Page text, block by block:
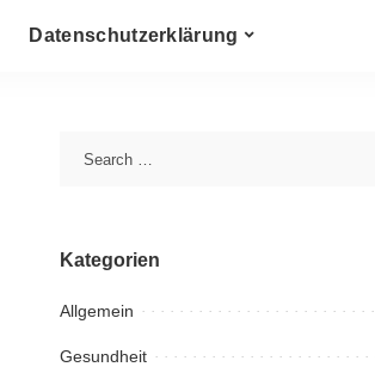
Datenschutzerklärung
Kategorien
Allgemein
Gesundheit